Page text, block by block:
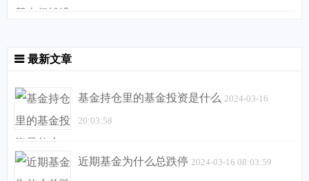
最新文章
基金持仓里的基金投资是什么 2024-03-16
20:03:58
近期基金为什么总跌停 2024-03-16 08:03:59